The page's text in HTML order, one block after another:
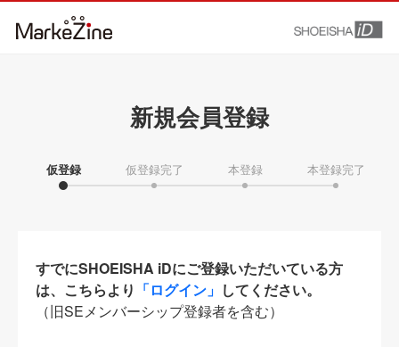
新規会員登録
仮登録 仮登録完了 本登録 本登録完了
すでにSHOEISHA iDにご登録いただいている方
は、こちらより 「ログイン」 してください。
（旧SEメンバーシップ登録者を含む）